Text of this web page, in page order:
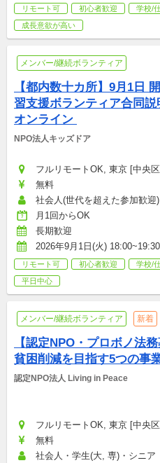
リモート可 初心者歓迎 学校/
成長意欲が高い
メンバー/継続ボランティア
【都内数十カ所】9月1日
習支援ボランティア合同説
NPO法人キッズドア
フルリモートOK, 東京 [中央
無料
社会人(世代を超えた参加歓迎
月1回からOK
長期歓迎
2026年9月1日(火) 18:00~19:30
リモート可 初心者歓迎 学校/
平日中心
メンバー/継続ボランティア 新着
【認定NPO・プロボノ法務
貧困削減を目指す5つの事
認定NPO法人 Living in Peace
フルリモートOK, 東京 [中央
無料
社会人・学生(大, 専)・シニア